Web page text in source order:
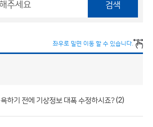
검색
좌우로 밀면 이동 할 수 있습니다.
욕하기 전에 기상정보 대폭 수정하시죠? (2)